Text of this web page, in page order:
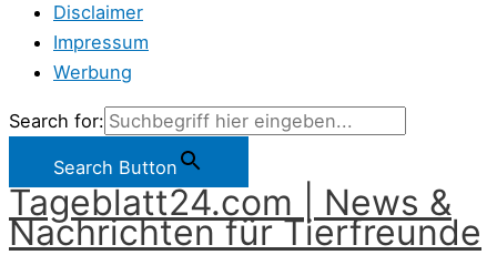
Disclaimer
Impressum
Werbung
Search for:
Search Button
Tageblatt24.com | News &
Nachrichten für Tierfreunde